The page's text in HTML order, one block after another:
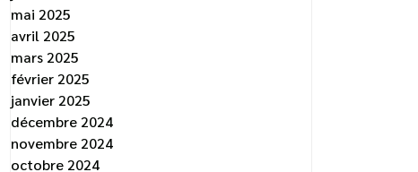
mai 2025
avril 2025
mars 2025
février 2025
janvier 2025
décembre 2024
novembre 2024
octobre 2024